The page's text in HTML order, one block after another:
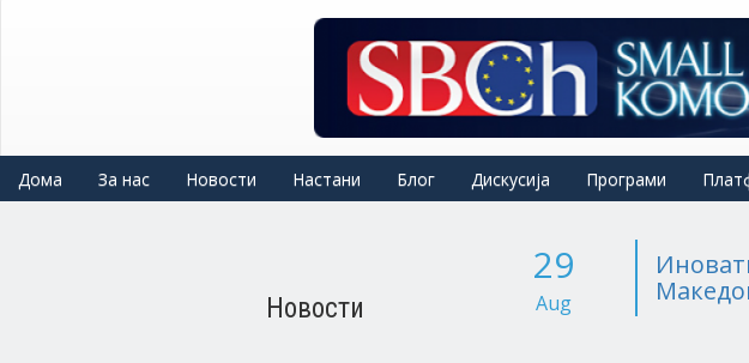
Дома За нас Новости Настани Блог Дискусија Програми
Новости
29
Aug